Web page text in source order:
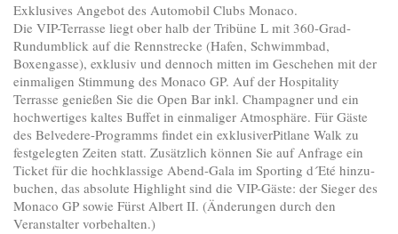
Exklusives Angebot des Automobil Clubs Monaco.
Die VIP-Terrasse liegt ober halb der Tribüne L mit 360-Grad-
Rundumblick auf die Rennstrecke (Hafen, Schwimmbad,
Boxengasse), exklusiv und dennoch mitten im Geschehen mit der
einmaligen Stimmung des Monaco GP. Auf der Hospitality
Terrasse genießen Sie die Open Bar inkl. Champagner und ein
hochwertiges kaltes Buffet in einmaliger Atmosphäre. Für Gäste
des Belvedere-Programms findet ein exklusiverPitlane Walk zu
festgelegten Zeiten statt. Zusätzlich können Sie auf Anfrage ein
Ticket für die hochklassige Abend-Gala im Sporting d´Eté hinzu-
buchen, das absolute Highlight sind die VIP-Gäste: der Sieger des
Monaco GP sowie Fürst Albert II. (Änderungen durch den
Veranstalter vorbehalten.)